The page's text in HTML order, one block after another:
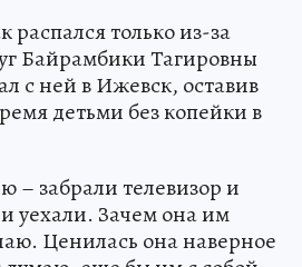
распался только из-за
Байрамбики Тагировны
с ней в Ижевск, оставив
детьми без копейки в
– забрали телевизор и
уехали. Зачем она им
Ценилась она наверное